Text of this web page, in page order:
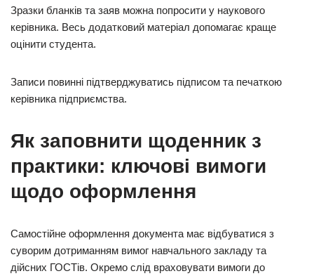
Зразки бланків та заяв можна попросити у наукового
керівника. Весь додатковий матеріал допомагає краще
оцінити студента.
Записи повинні підтверджуватись підписом та печаткою
керівника підприємства.
Як заповнити щоденник з
практики: ключові вимоги
щодо оформлення
Самостійне оформлення документа має відбуватися з
суворим дотриманням вимог навчального закладу та
дійсних ГОСТів. Окремо слід враховувати вимоги до